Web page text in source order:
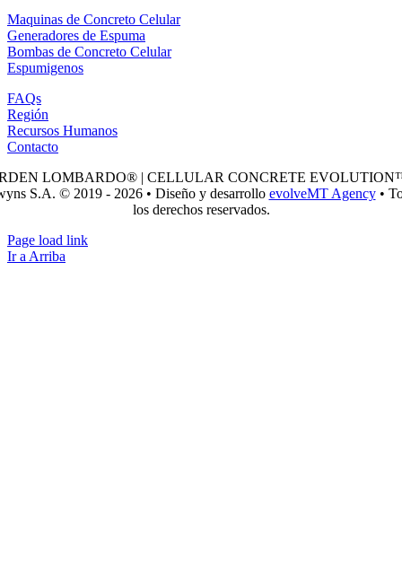
Maquinas de Concreto Celular
Generadores de Espuma
Bombas de Concreto Celular
Espumigenos
FAQs
Región
Recursos Humanos
Contacto
LOMBARDO® | CELLULAR CONCRETE
S.A. © 2019 - 2026 • Diseño y desarrollo evolveMT Agency•
los derechos reservados.
Page load link
Ir a Arriba